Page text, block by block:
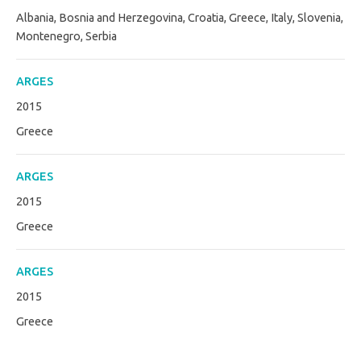
Albania, Bosnia and Herzegovina, Croatia, Greece, Italy, Slovenia,
Montenegro, Serbia
ARGES
2015
Greece
ARGES
2015
Greece
ARGES
2015
Greece